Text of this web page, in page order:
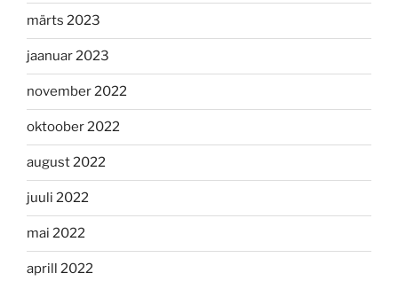
märts 2023
jaanuar 2023
november 2022
oktoober 2022
august 2022
juuli 2022
mai 2022
aprill 2022